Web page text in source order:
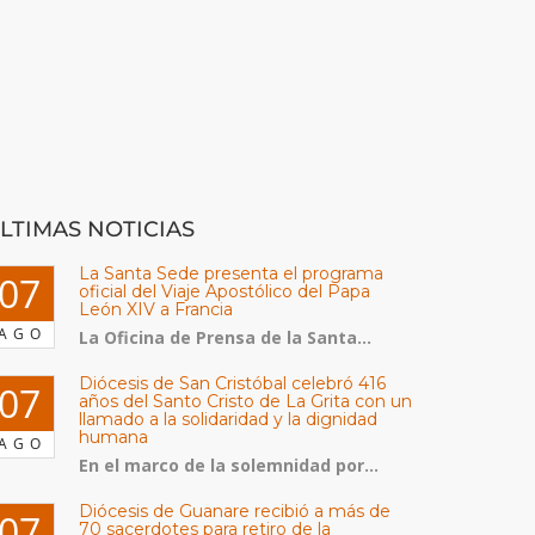
NOTICIAS
La Santa Sede presenta el programa
oficial del Viaje Apostólico del Papa
León XIV a Francia
La Oficina de Prensa de la Santa...
Diócesis de San Cristóbal celebró 416
años del Santo Cristo de La Grita con un
llamado a la solidaridad y la dignidad
humana
En el marco de la solemnidad por...
Diócesis de Guanare recibió a más de
70 sacerdotes para retiro de la